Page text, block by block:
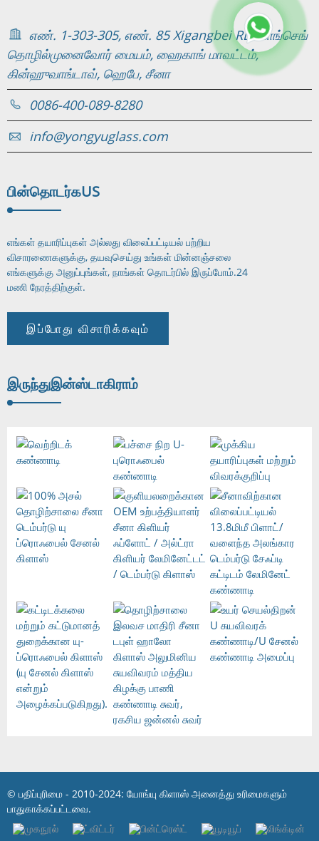
எண். 1-303-305, எண். 85 Xigangbei RD. காங்செங்
தொழில்முனைவோர் மையம், ஹைகாங் மாவட்டம்,
கின்ஹுவாங்டாவ், ஹெபே, சீனா
0086-400-089-8280
info@yongyuglass.com
பின்தொடர்கUS
எங்கள் தயாரிப்புகள் அல்லது விலைப்பட்டியல் பற்றிய
விசாரணைகளுக்கு, தயவுசெய்து உங்கள் மின்னஞ்சலை
எங்களுக்கு அனுப்புங்கள், நாங்கள் தொடர்பில் இருப்போம்.24
மணி நேரத்திற்குள்.
இப்போது விசாரிக்கவும்
இருந்துஇன்ஸ்டாகிராம்
© பதிப்புரிமை - 2010-2024: யோங்யு கிளாஸ் அனைத்து உரிமைகளும்
பாதுகாக்கப்பட்டவை.